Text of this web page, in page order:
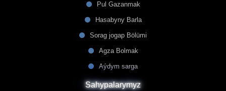
Pul Gazanmak
Hasabyny Barla
Sorag jogap Bölümi
Agza Bolmak
Aýdym sarga
Sahypalarymyz